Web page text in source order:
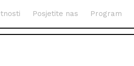
Posjetite nas Program